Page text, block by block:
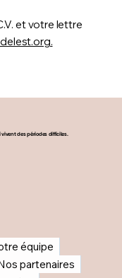
et votre lettre
équipe
partenaires
des périodes difficiles.